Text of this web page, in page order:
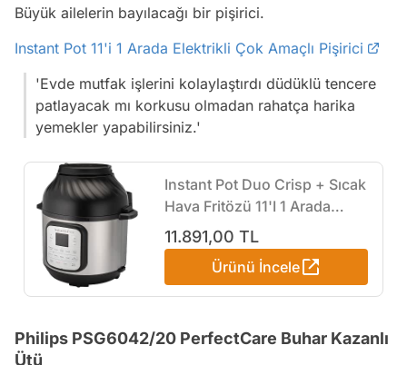
Büyük ailelerin bayılacağı bir pişirici.
Instant Pot 11'i 1 Arada Elektrikli Çok Amaçlı Pişirici
'Evde mutfak işlerini kolaylaştırdı düdüklü tencere
patlayacak mı korkusu olmadan rahatça harika
yemekler yapabilirsiniz.'
Instant Pot Duo Crisp + Sıcak
Hava Fritözü 11'I 1 Arada
Elektrikli Çok Amaçlı Pişirici
5,7 L - Paslanmaz Çelik
11.891,00 TL
Ürünü İncele
Philips PSG6042/20 PerfectCare Buhar Kazanlı
Ütü